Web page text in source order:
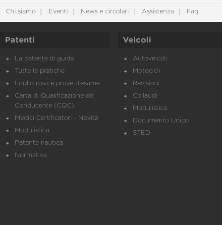
Chi siamo Eventi News e circolari Assistenza Faq
Patenti
La patente di guida
Tutte le pratiche
Foglio rosa e prove d’esame
Carta di Qualificazione del
Conducente (CQC)
Medici Certificatori - Novità
Modulistica
Patente nautica
Normativa
Veicoli
Autoveicoli
Motocicli
Revisioni
Collaudi
Modulistica
Documento Unico
STED